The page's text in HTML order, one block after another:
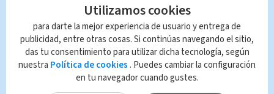
Utilizamos cookies
para darte la mejor experiencia de usuario y entrega de
publicidad, entre otras cosas. Si continúas navegando el sitio,
das tu consentimiento para utilizar dicha tecnología, según
nuestra Política de cookies . Puedes cambiar la configuración
en tu navegador cuando gustes.